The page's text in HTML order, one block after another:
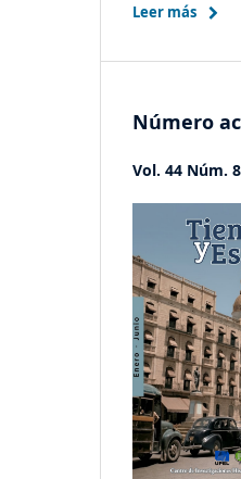
Leer más
Número
Vol. 44 Núm.